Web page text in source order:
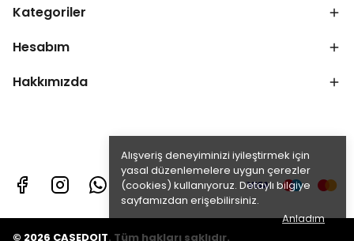
Alışveriş deneyiminizi iyileştirmek için
yasal düzenlemelere uygun çerezler
(cookies) kullanıyoruz. Detaylı bilgiye
sayfamızdan erişebilirsiniz.
Anladım
Kategoriler
Hesabım
Hakkımızda
© 2026 CASEDOIT. Tüm hakları saklıdır.